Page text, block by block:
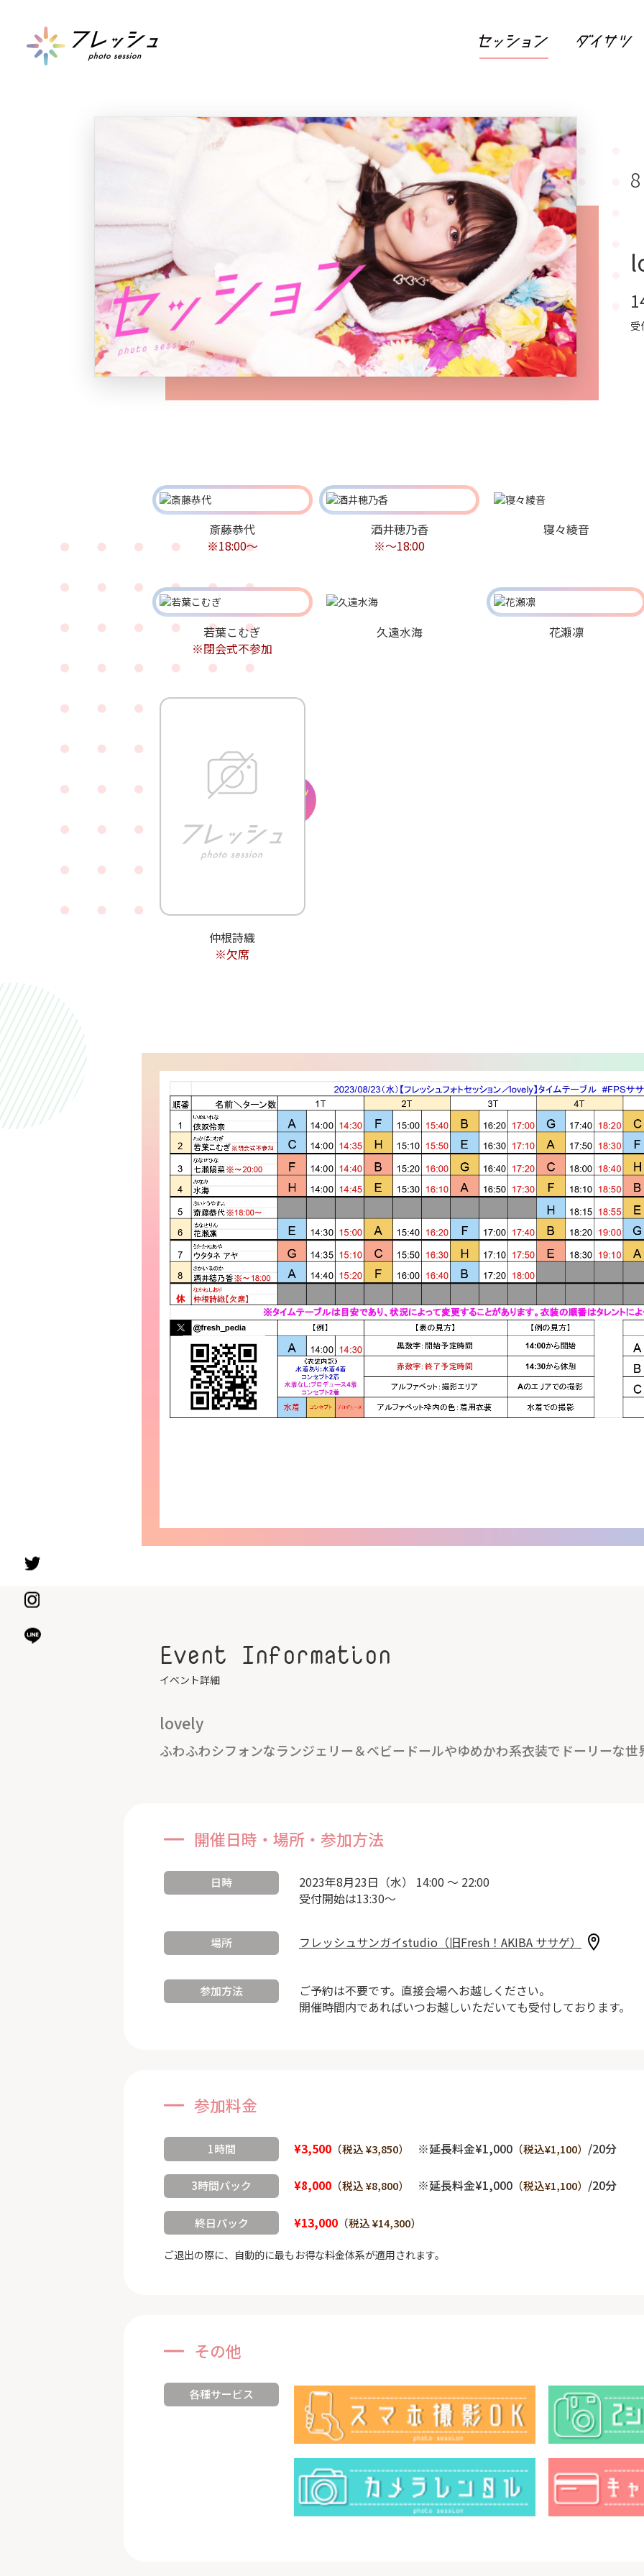
受
斎藤恭代
※18:00〜
酒井穂乃香
※〜18:00
寝々綾音
若葉こむぎ
※閉会式不参加
Birthday
久遠水海 花瀬凛
仲根詩織
※欠席
Event Information
イベント詳細
lovely
ふわふわシフォンなランジェリー＆ベビードールやゆめかわ系衣装でドーリーな世
開催日時・場所・参加方法
日時
2023年8月23日（水） 14:00 ～ 22:00
受付開始は13:30～
場所 フレッシュサンガイstudio（旧Fresh！AKIBA ササゲ）
参加方法
ご予約は不要です。直接会場へお越しください。
開催時間内であればいつお越しいただいても受付しております。
参加料金
1時間 ¥3,500 （税込 ¥3,850） ※延長料金¥1,000 （税込¥1,100） /20分
3時間パック ¥8,000 （税込 ¥8,800） ※延長料金¥1,000 （税込¥1,100） /20分
終日パック ¥13,000 （税込 ¥14,300）
ご退出の際に、自動的に最もお得な料金体系が適用されます。
その他
各種サービス